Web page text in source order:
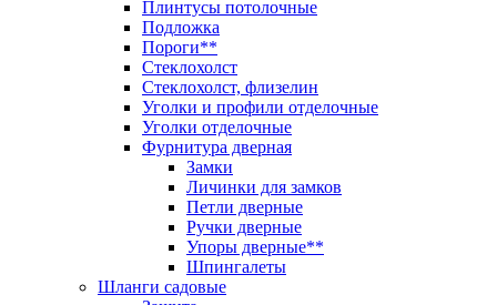
Плинтусы потолочные
Подложка
Пороги**
Стеклохолст
Стеклохолст, флизелин
Уголки и профили отделочные
Уголки отделочные
Фурнитура дверная
Замки
Личинки для замков
Петли дверные
Ручки дверные
Упоры дверные**
Шпингалеты
Шланги садовые